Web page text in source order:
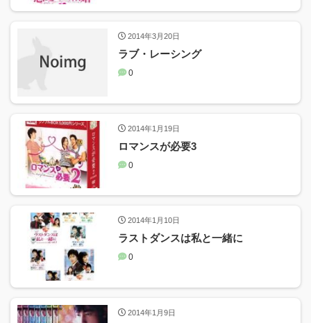
2014年3月20日
ラブ・レーシング
0
2014年1月19日
ロマンスが必要3
0
2014年1月10日
ラストダンスは私と一緒に
0
2014年1月9日